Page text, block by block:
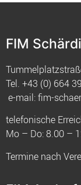
FIM
Tel. +43 (0) 664
e-mail:fim-
telefonische
Mo – Do: 8.00 –
Termine nach